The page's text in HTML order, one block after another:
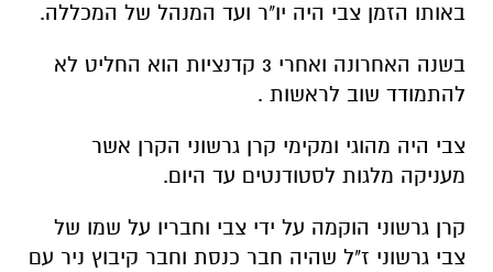
באותו הזמן צבי היה יו"ר ועד המנהל של המכללה.
בשנה האחרונה ואחרי 3 קדנציות הוא החליט לא
להתמודד שוב לראשות .
צבי היה מהוגי ומקימי קרן גרשוני הקרן אשר
מעניקה מלגות לסטודנטים עד היום.
קרן גרשוני הוקמה על ידי צבי וחבריו על שמו של
צבי גרשוני ז"ל שהיה חבר כנסת וחבר קיבוץ ניר עם